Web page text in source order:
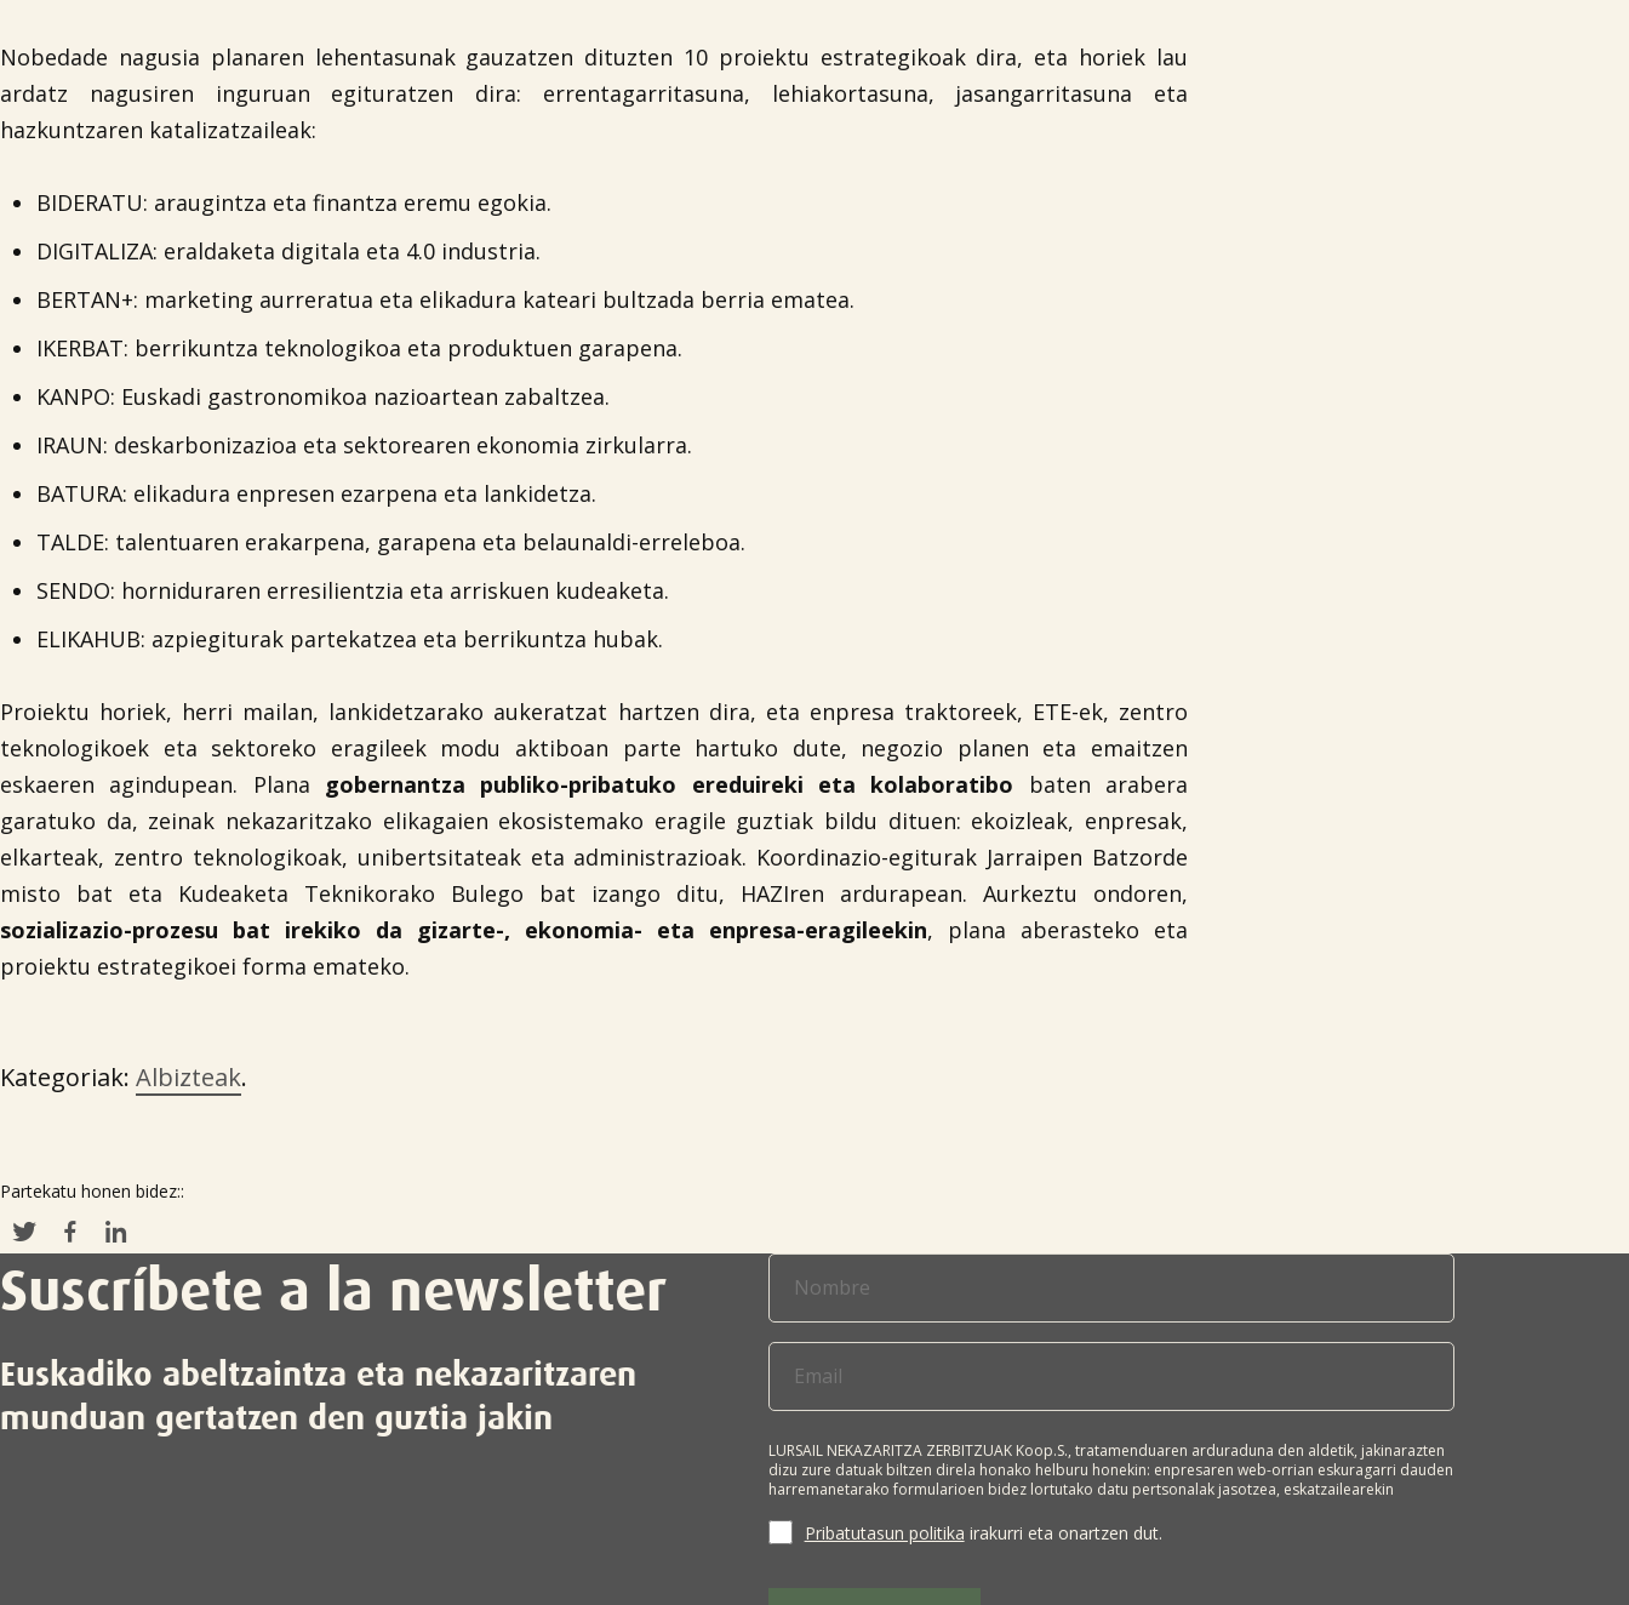
Nobedade nagusia planaren lehentasunak gauzatzen dituzten 10 proiektu estrategikoak dira, eta horiek lau
ardatz nagusiren inguruan egituratzen dira: errentagarritasuna, lehiakortasuna, jasangarritasuna eta
hazkuntzaren katalizatzaileak:
BIDERATU: araugintza eta finantza eremu egokia.
DIGITALIZA: eraldaketa digitala eta 4.0 industria.
BERTAN+: marketing aurreratua eta elikadura kateari bultzada berria ematea.
IKERBAT: berrikuntza teknologikoa eta produktuen garapena.
KANPO: Euskadi gastronomikoa nazioartean zabaltzea.
IRAUN: deskarbonizazioa eta sektorearen ekonomia zirkularra.
BATURA: elikadura enpresen ezarpena eta lankidetza.
TALDE: talentuaren erakarpena, garapena eta belaunaldi-erreleboa.
SENDO: horniduraren erresilientzia eta arriskuen kudeaketa.
ELIKAHUB: azpiegiturak partekatzea eta berrikuntza hubak.
Proiektu horiek, herri mailan, lankidetzarako aukeratzat hartzen dira, eta enpresa traktoreek, ETE-ek, zentro
teknologikoek eta sektoreko eragileek modu aktiboan parte hartuko dute, negozio planen eta emaitzen
eskaeren agindupean. Plana gobernantza publiko-pribatuko ereduireki eta kolaboratibo baten arabera
garatuko da, zeinak nekazaritzako elikagaien ekosistemako eragile guztiak bildu dituen: ekoizleak, enpresak,
elkarteak, zentro teknologikoak, unibertsitateak eta administrazioak. Koordinazio-egiturak Jarraipen Batzorde
misto bat eta Kudeaketa Teknikorako Bulego bat izango ditu, HAZIren ardurapean. Aurkeztu ondoren,
sozializazio-prozesu bat irekiko da gizarte-, ekonomia- eta enpresa-eragileekin, plana aberasteko eta
proiektu estrategikoei forma emateko.
Kategoriak: Albizteak.
Partekatu honen bidez::
Suscríbete a la newsletter
Euskadiko abeltzaintza eta nekazaritzaren
munduan gertatzen den guztia jakin
LURSAIL NEKAZARITZA ZERBITZUAK Koop.S., tratamenduaren arduraduna den aldetik, jakinarazten
dizu zure datuak biltzen direla honako helburu honekin: enpresaren web-orrian eskuragarri dauden
harremanetarako formularioen bidez lortutako datu pertsonalak jasotzea, eskatzailearekin
Interesdunaren adostasuna da tratamendurako oinarri juridikoa. Zure datuak ez zaizkie
hirugarrenei lagako, legeak hala agintzen ez badu. Edozein pertsonak du bere datu pertsonalak
Pribatutasun politika irakurri eta onartzen dut.